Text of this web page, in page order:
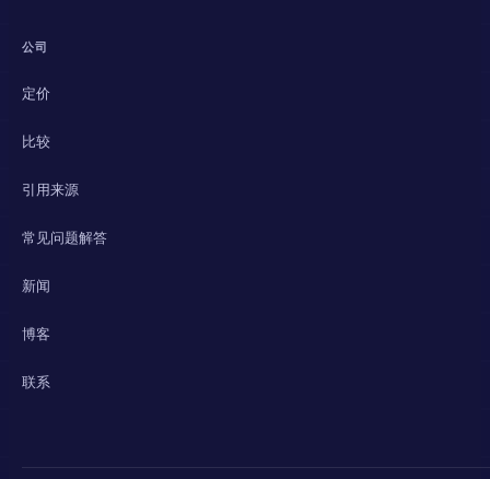
公司
定价
比较
引用来源
常见问题解答
新闻
博客
联系